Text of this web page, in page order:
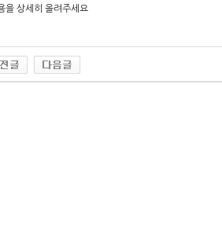
을 상세히 올려주세요